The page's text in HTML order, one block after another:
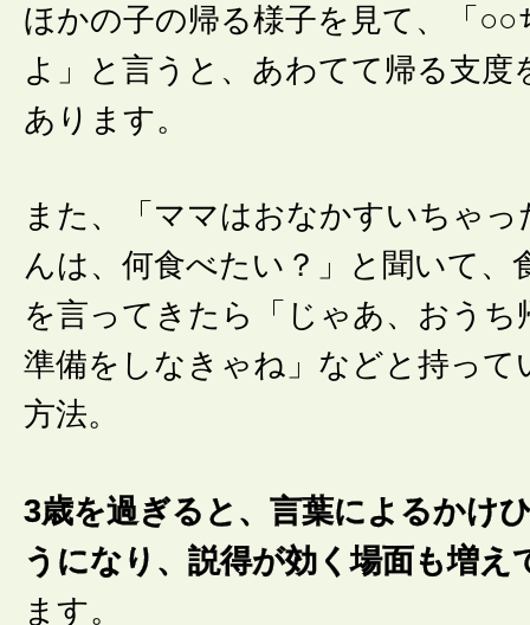
ほかの子の帰る様子を見て、「○○
よ」と言うと、あわてて帰る支度
あります。
また、「ママはおなかすいちゃ
んは、何食べたい？」と聞いて、
を言ってきたら「じゃあ、おうち
準備をしなきゃね」などと持って
方法。
3歳を過ぎると、言葉によるかけ
うになり、説得が効く場面も増え
ます。